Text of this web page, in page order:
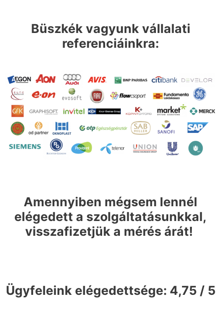
Büszkék vagyunk vállalati
referenciáinkra:
Amennyiben mégsem lennél
elégedett a szolgáltatásunkkal,
visszafizetjük a mérés árát!
Ügyfeleink elégedettsége: 4,75 / 5